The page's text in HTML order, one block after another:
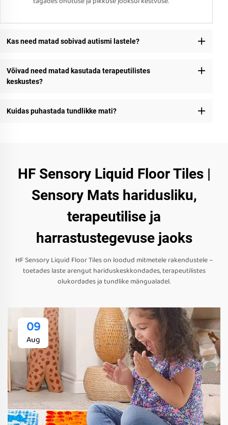
Kas need matad sobivad autismi lastele?
Võivad need matad kasutada terapeutilistes
keskustes?
Kuidas puhastada tundlikke mati?
HF Sensory Liquid Floor Tiles |
Sensory Mats haridusliku,
terapeutilise ja
harrastustegevuse jaoks
HF Sensory Liquid Floor Tiles on loodud mitmetele rakendustele –
toetades laste arengut hariduskeskkondades, terapeutilistes
olukordades ja tundlike mängualadel.
09
Aug